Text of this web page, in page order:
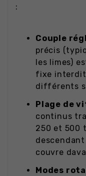
:
Couple
précis
les limes)
fixe interdit
différents
Plage de
continus
250 et 500
couvre
Modes